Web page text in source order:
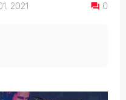
2021 0